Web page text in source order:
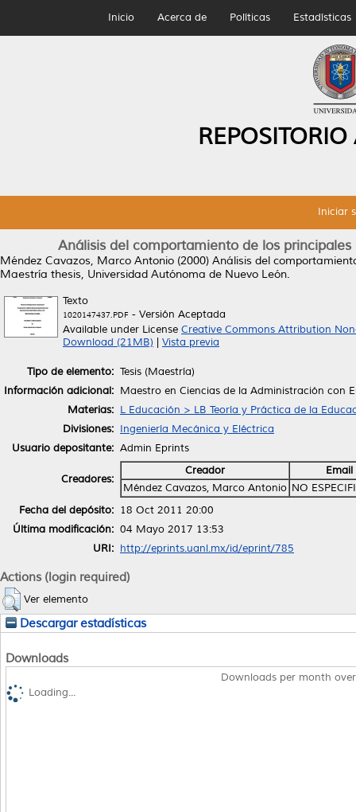
Inicio Acerca de Políticas Estadísticas
Iniciar
Análisis del comportamiento de los principales
Méndez Cavazos, Marco Antonio (2000) Análisis del
Maestría thesis, Universidad Autónoma de Nuevo León.
Texto
1020147437.PDF - Versión Aceptada
Available under License Creative Commons Attribution
Download (21MB)
Vista previa
Tipo de elemento: Tesis (Maestría)
Información adicional: Maestro en Ciencias de la Administración con
Materias: L Educación > LB Teoría y Práctica de la
Divisiones: Ingeniería Mecánica y Eléctrica
Usuario depositante: Admin Eprints
Creadores:
Creador
Email
Méndez Cavazos, Marco Antonio NO
Fecha del depósito: 18 Oct 2011 20:00
Última modificación: 04 Mayo 2017 13:53
URI: http://eprints.uanl.mx/id/eprint/785
Actions (login required)
Ver elemento
Descargar estadísticas
Downloads
Downloads per month
Loading...